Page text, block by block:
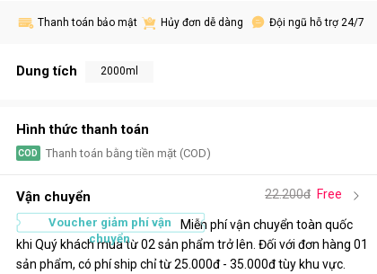
Miễn phí vận chuyển toàn quốc
khi Quý khách mua từ 02 sản phẩm trở lên. Đối với đơn hàng 01
sản phẩm, có phí ship chỉ từ 25.000đ - 35.000đ tùy khu vực.
Dung tích
Đội ngũ hỗ trợ 24/7
Hủy đơn dễ dàng
Thanh toán bảo mật
Hình thức thanh toán
COD Thanh toán bằng tiền mặt (COD)
2000ml
Vận chuyển 22.200đ Free
Voucher giảm phí vận
chuyển